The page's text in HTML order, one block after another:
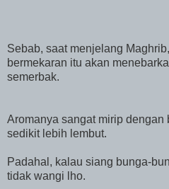
Sebab, saat menjelang
bermekaran itu akan
semerbak.
Aromanya sangat mirip dengan
sedikit lebih lembut.
Padahal, kalau siang bunga-
tidak wangi lho.